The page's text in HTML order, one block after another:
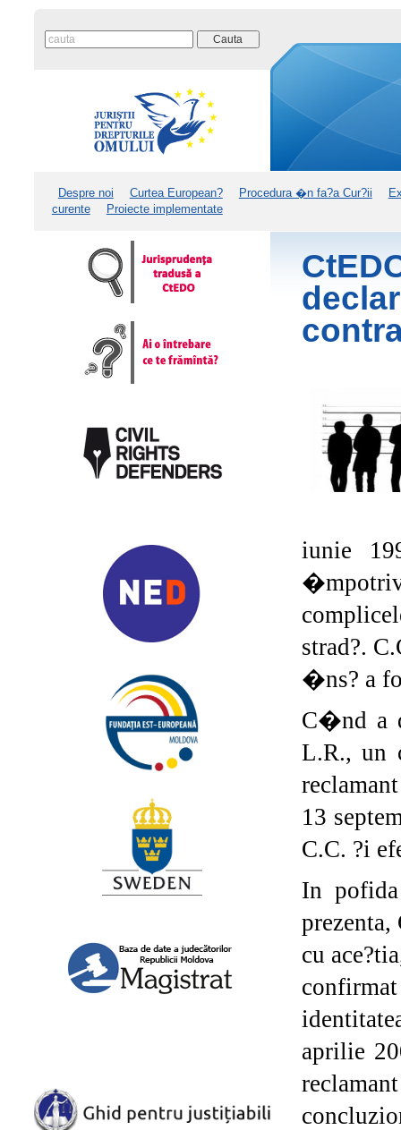
Despre noi Curtea European? Procedura �n fa?a Cur?ii
curente
Proiecte implementate
iunie
strad?.
�ns? a
C�nd a
L.R., un
13
C.C. ?i
In
cu
aprilie